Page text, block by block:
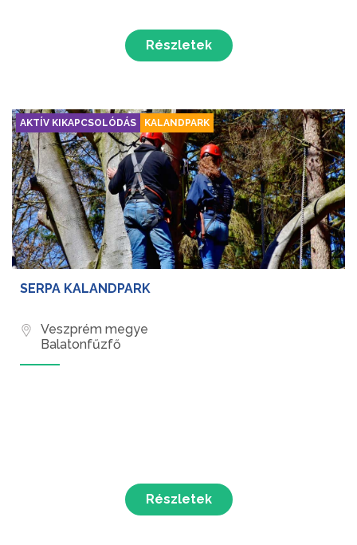
Részletek
AKTÍV KIKAPCSOLÓDÁS KALANDPARK
SERPA KALANDPARK
Veszprém megye
Balatonfűzfő
Részletek